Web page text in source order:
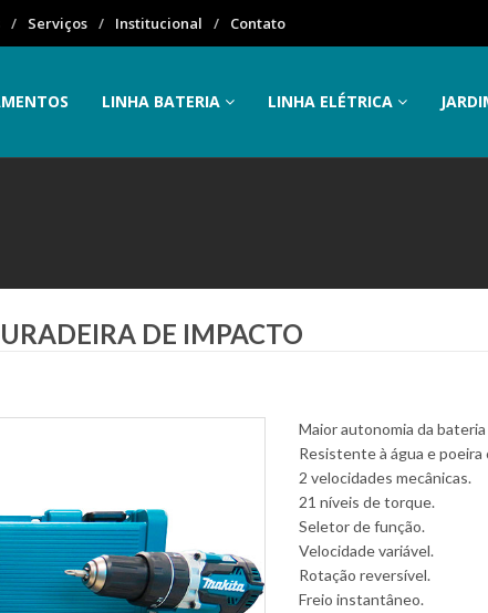
Serviços Institucional Contato
LINHA BATERIA LINHA ELÉTRICA
DE IMPACTO
Maior autonomia da
Resistente à água e
2 velocidades mecânicas.
21 níveis de torque.
Seletor de função.
Velocidade variável.
Rotação reversível.
Freio instantâneo.